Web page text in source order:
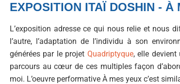
EXPOSITION ITAÏ DOSHIN -
L’exposition adresse ce qui nous relie et nous
l’autre, l’adaptation de l’individu à son
générées par le projet Quadriptyque, elle
parcours au cœur de ces multiples façon
moi. L’oeuvre performative À mes yeux c’est